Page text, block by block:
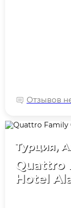
Отзывов
Турция,
Quattro
Hotel